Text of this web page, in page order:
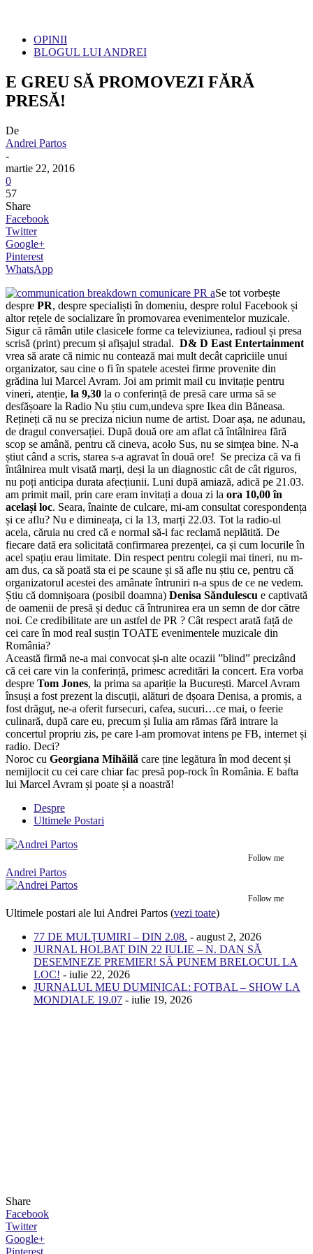
OPINII
BLOGUL LUI ANDREI
E GREU SĂ PROMOVEZI FĂRĂ
PRESĂ!
De
Andrei Partos
-
martie 22, 2016
0
57
Share
Facebook
Twitter
Google+
Pinterest
WhatsApp
Se tot vorbește
despre PR, despre specialiști în domeniu, despre rolul Facebook și
altor rețele de socializare în promovarea evenimentelor muzicale.
Sigur că rămân utile clasicele forme ca televiziunea, radioul și presa
scrisă (print) precum și afișajul stradal. D& D East Entertainment
vrea să arate că nimic nu contează mai mult decât capriciile unui
organizator, sau cine o fi în spatele acestei firme provenite din
grădina lui Marcel Avram. Joi am primit mail cu invitație pentru
vineri, atenție, la 9,30 la o conferință de presă care urma să se
desfășoare la Radio Nu știu cum,undeva spre Ikea din Băneasa.
Rețineți că nu se preciza niciun nume de artist. Doar așa, ne adunau,
de dragul conversației. După două ore am aflat că întâlnirea fără
scop se amână, pentru că cineva, acolo Sus, nu se simțea bine. N-a
știut când a scris, starea s-a agravat în două ore! Se preciza că va fi
întâlnirea mult visată marți, deși la un diagnostic cât de cât riguros,
nu poți anticipa durata afecțiunii. Luni după amiază, adică pe 21.03.
am primit mail, prin care eram invitați a doua zi la ora 10,00 în
același loc. Seara, înainte de culcare, mi-am consultat corespondența
și ce aflu? Nu e dimineața, ci la 13, marți 22.03. Tot la radio-ul
acela, căruia nu cred că e normal să-i fac reclamă neplătită. De
fiecare dată era solicitată confirmarea prezenței, ca și cum locurile în
acel spațiu erau limitate. Din respect pentru colegii mai tineri, nu m-
am dus, ca să poată sta ei pe scaune și să afle nu știu ce, pentru că
organizatorul acestei des amânate întruniri n-a spus de ce ne vedem.
Știu că domnișoara (posibil doamna) Denisa Săndulescu e captivată
de oamenii de presă și deduc că întrunirea era un semn de dor către
noi. Ce credibilitate are un astfel de PR ? Cât respect arată față de
cei care în mod real susțin TOATE evenimentele muzicale din
România?
Această firmă ne-a mai convocat și-n alte ocazii ”blind” precizând
că cei care vin la conferință, primesc acreditări la concert. Era vorba
despre Tom Jones, la prima sa apariție la București. Marcel Avram
însuși a fost prezent la discuții, alături de dșoara Denisa, a promis, a
fost drăguț, ne-a oferit fursecuri, cafea, sucuri…ce mai, o feerie
culinară, după care eu, precum și Iulia am rămas fără intrare la
concertul propriu zis, pe care l-am promovat intens pe FB, internet și
radio. Deci?
Noroc cu Georgiana Mihăilă care ține legătura în mod decent și
nemijlocit cu cei care chiar fac presă pop-rock în România. E bafta
lui Marcel Avram și poate și a noastră!
Despre
Ultimele Postari
Follow me
Andrei Partos
Follow me
Ultimele postari ale lui Andrei Partos (vezi toate)
77 DE MULȚUMIRI – DIN 2.08. - august 2, 2026
JURNAL HOLBAT DIN 22 IULIE – N. DAN SĂ
DESEMNEZE PREMIER! SĂ PUNEM BRELOCUL LA
LOC! - iulie 22, 2026
JURNALUL MEU DUMINICAL: FOTBAL – SHOW LA
MONDIALE 19.07 - iulie 19, 2026
Share
Facebook
Twitter
Google+
Pinterest